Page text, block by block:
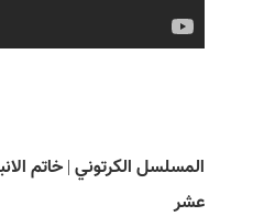
المسلسل الکرتوني | خاتم
عشر